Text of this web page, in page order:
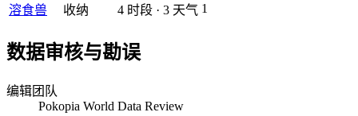
溶食兽
收纳 4 时段 · 3 天气 1
数据审核与勘误
编辑团队
Pokopia World Data Review